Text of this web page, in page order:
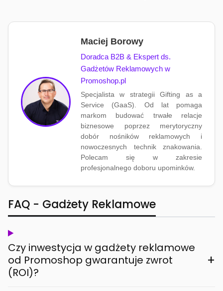
Maciej Borowy
Doradca B2B & Ekspert ds.
Gadżetów Reklamowych w
Promoshop.pl
Specjalista w strategii Gifting as a
Service (GaaS). Od lat pomaga
markom budować trwałe relacje
biznesowe poprzez merytoryczny
dobór nośników reklamowych i
nowoczesnych technik znakowania.
Polecam się w zakresie
profesjonalnego doboru upominków.
FAQ - Gadżety Reklamowe
Czy inwestycja w gadżety reklamowe
od Promoshop gwarantuje zwrot
(ROI)?
+